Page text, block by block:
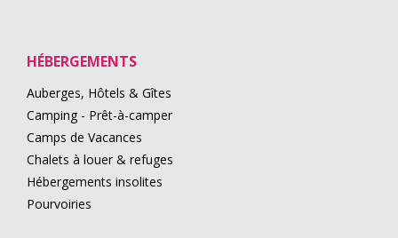
HÉBERGEMENTS
Auberges, Hôtels & Gîtes
Camping - Prêt-à-camper
Camps de Vacances
Chalets à louer & refuges
Hébergements insolites
Pourvoiries